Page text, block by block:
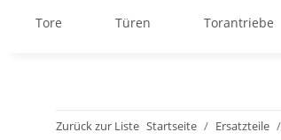
Tore Türen Torantriebe
Zurück zur Liste Startseite Ersatzteile